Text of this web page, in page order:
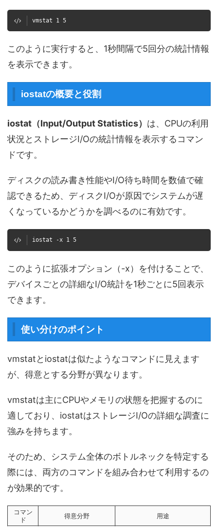
vmstat 1 5
このように実行すると、1秒間隔で5回分の統計情報
を表示できます。
iostatの概要と役割
iostat（Input/Output Statistics） は、CPUの利用
状況とストレージI/Oの統計情報を表示するコマン
ドです。
ディスクの読み書き性能やI/O待ち時間を数値で確
認できるため、ディスクI/Oが原因でシステムが遅
くなっているかどうかを調べるのに有効です。
iostat -x 1 5
このように拡張オプション（-x）を付けることで、
デバイスごとの詳細なI/O統計を1秒ごとに5回表示
できます。
使い分けのポイント
vmstatとiostatは似たようなコマンドに見えます
が、得意とする分野が異なります。
vmstatは主にCPUやメモリの状態を把握するのに
適しており、iostatはストレージI/Oの詳細な調査に
強みを持ちます。
そのため、システム全体のボトルネックを特定する
際には、両方のコマンドを組み合わせて利用するの
が効果的です。
コマン
ド
得意分野 用途